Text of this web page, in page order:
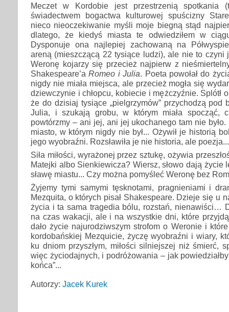
Meczet w Kordobie jest przestrzenią spotkania
świadectwem bogactwa kulturowej spuścizny
nieco nieoczekiwanie myśli moje biegną stąd
dlatego, że kiedyś miasta te odwiedziłem w
Dysponuje ona najlepiej zachowaną na
areną (mieszczącą 22 tysiące ludzi), ale nie to czyni
Weronę kojarzy się przecież najpierw z
Shakespeare’aRomeo i Julia. Poeta powołał do
nigdy nie miała miejsca, ale przecież mogła się
dziewczynie i chłopcu, kobiecie i mężczyźnie. Splótł
że do dzisiaj tysiące „pielgrzymów” przychodzą pod
Julia, i szukają grobu, w którym miała spocząć,
powtórzmy – ani jej, ani jej ukochanego tam nie było.
miasto, w którym nigdy nie był... Ożywił je historią
jego wyobraźni. Rozsławiła je nie historia, ale poezja...
Siła miłości, wyrażonej przez sztukę, ożywia
Matejki albo Sienkiewicza? Wiersz, słowo dają życie
sławę miastu... Czy można pomyśleć Weronę bez
Żyjemy tymi samymi tęsknotami, pragnieniami i
Mezquita, o których pisał Shakespeare. Dzieje się u
życia i ta sama tragedia bólu, rozstań, nienawiści…
na czas wakacji, ale i na wszystkie dni, które
dało życie najurodziwszym strofom o Weronie i
kordobańskiej Mezquicie, życzę wyobraźni i wiary,
ku dniom przyszłym, miłości silniejszej niż śmierć,
więc życiodajnych, i podróżowania – jak
końca”...
Autorzy: Jacek Kurek